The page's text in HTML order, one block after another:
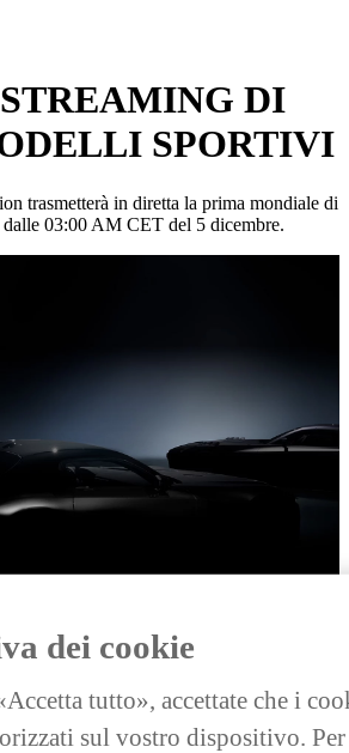
DI
SPORTIVI
trasmetterà in diretta la prima mondiale di
03:00 AM CET del 5 dicembre.
dei cookie
tutto», accettate che i
sul vostro dispositivo.